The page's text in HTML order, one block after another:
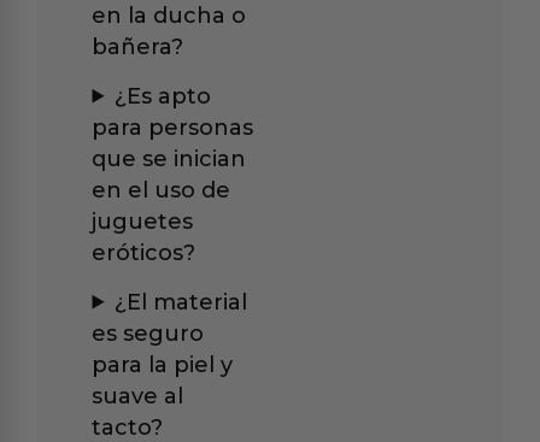
en la ducha o
bañera?
¿Es apto
para personas
que se inician
en el uso de
juguetes
eróticos?
¿El material
es seguro
para la piel y
suave al
tacto?